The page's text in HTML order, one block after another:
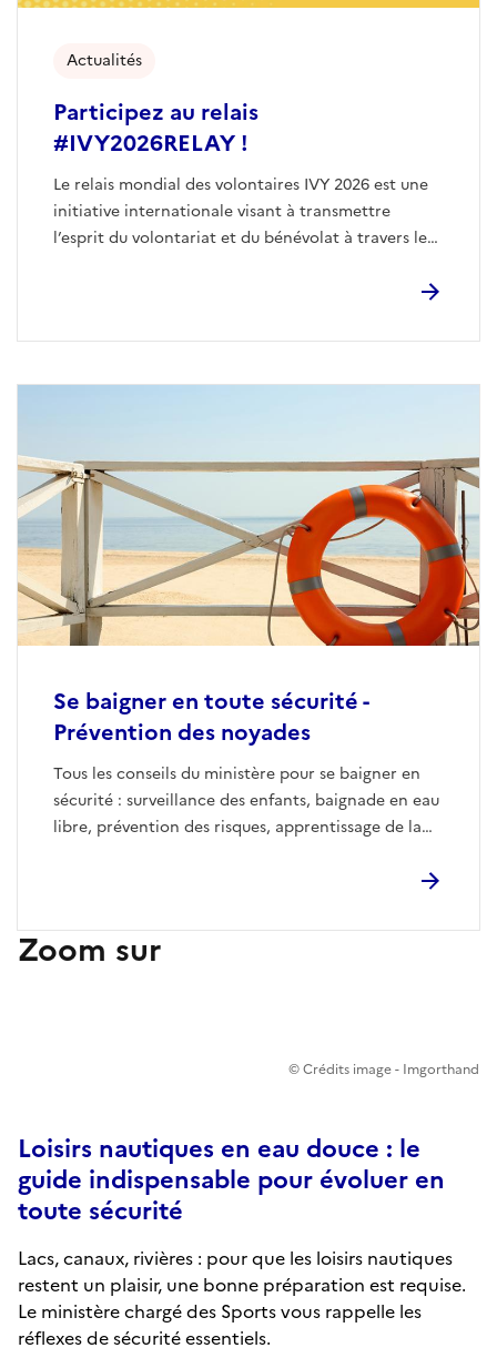
Participez au relais
#IVY2026RELAY !
Le relais mondial des volontaires IVY 2026 est une
initiative internationale visant à transmettre
l’esprit du volontariat et du bénévolat à travers le
Actualités
Se baigner en toute sécurité -
Prévention des noyades
Tous les conseils du ministère pour se baigner en
sécurité : surveillance des enfants, baignade en eau
libre, prévention des risques, apprentissage de la
Zoom sur
Loisirs nautiques en eau douce : le
guide indispensable pour évoluer en
toute sécurité
Lacs, canaux, rivières : pour que les loisirs nautiques
restent un plaisir, une bonne préparation est requise.
Le ministère chargé des Sports vous rappelle les
réflexes de sécurité essentiels.
© Crédits image - Imgorthand